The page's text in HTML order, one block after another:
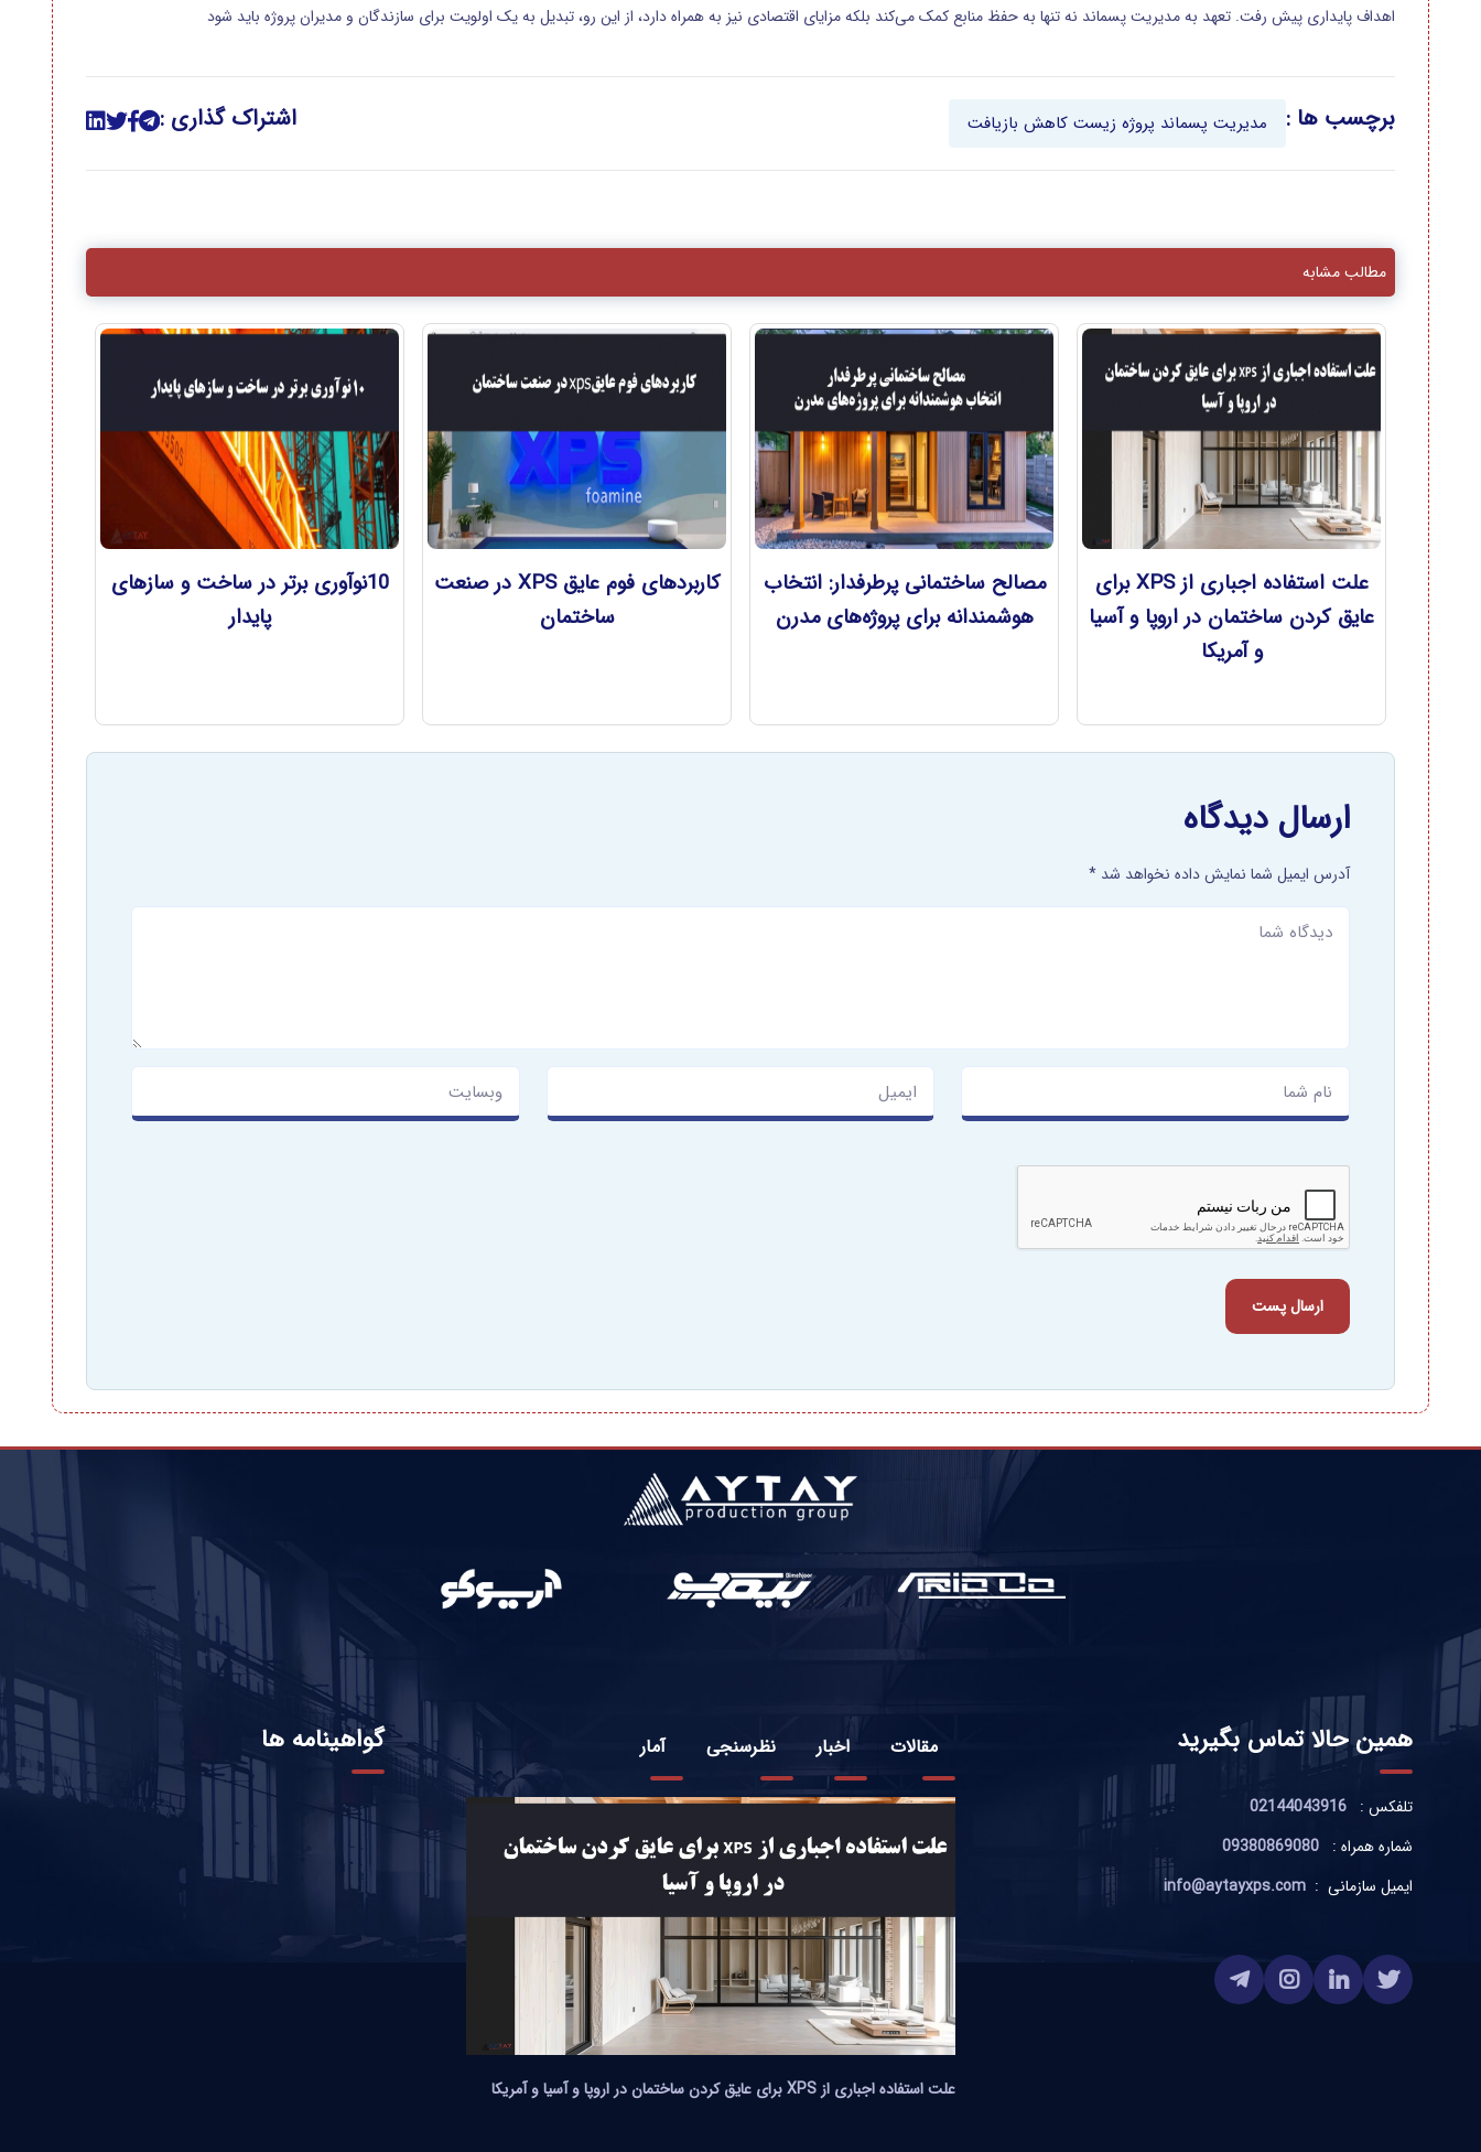
اهداف پایداری پیش رفت. تعهد به مدیریت پسماند نه تنها به حفظ منابع کمک می‌کند بلکه مزایای اقتصادی نیز به همراه دارد، از این رو، تبدیل به یک اولویت برای سازندگان و مدیران پروژه باید شود
برچسب ها : مدیریت پسماند پروژه زیست کاهش بازیافت اشتراک گذاری :
مطالب مشابه
علت استفاده اجباری از XPS برای
عایق کردن ساختمان در اروپا و آسیا
و آمریکا
مصالح ساختمانی پرطرفدار: انتخاب
هوشمندانه برای پروژه‌های مدرن
کاربردهای فوم عایق XPS در صنعت
ساختمان
10نوآوری برتر در ساخت و سازهای
پایدار
ارسال دیدگاه
آدرس ایمیل شما نمایش داده نخواهد شد *
ارسال پست
همین حالا تماس بگیرید
تلفکس : 02144043916
شماره همراه : 09380869080
ایمیل سازمانی : info@aytayxps.com
مقالات اخبار نظرسنجی آمار
علت استفاده اجباری از XPS برای عایق کردن ساختمان در اروپا و آسیا و آمریکا
گواهینامه ها